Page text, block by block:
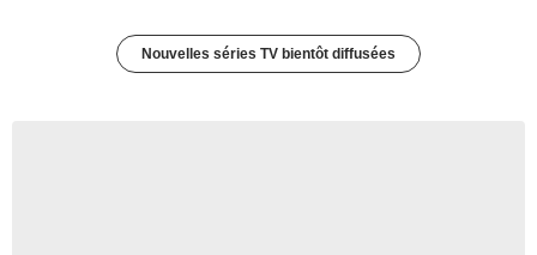
Nouvelles séries TV bientôt diffusées